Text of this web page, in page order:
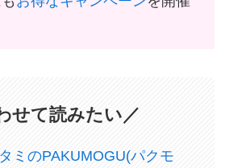
せて読みたい／
ミのPAKUMOGU(パクモ